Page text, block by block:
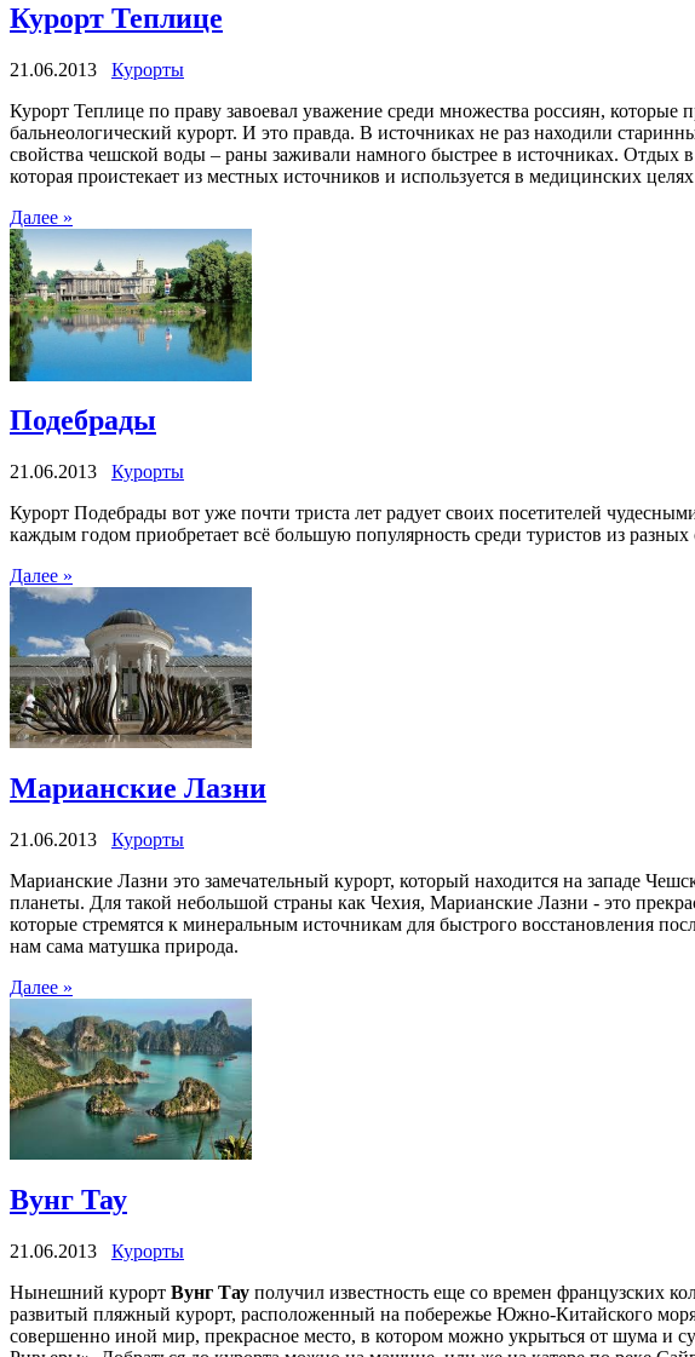
Курорт Теплице
21.06.2013
Курорты
Курорт Теплице по праву завоевал уважение среди множества россиян,
бальнеологический курорт. И это правда. В источниках не раз находили
свойства чешской воды – раны заживали намного быстрее в источниках.
которая проистекает из местных источников и используется в медицинских
Далее »
Подебрады
21.06.2013
Курорты
Курорт Подебрады вот уже почти триста лет радует своих посетителей
каждым годом приобретает всё большую популярность среди туристов из
Далее »
Марианские Лазни
21.06.2013
Курорты
Марианские Лазни это замечательный курорт, который находится на западе
планеты. Для такой небольшой страны как Чехия, Марианские Лазни - это
которые стремятся к минеральным источникам для быстрого восстановления
нам сама матушка природа.
Далее »
Вунг Тау
21.06.2013
Курорты
Нынешний курорт Вунг Тау получил известность еще со времен французских
развитый пляжный курорт, расположенный на побережье Южно-Китайского
совершенно иной мир, прекрасное место, в котором можно укрыться от шума и